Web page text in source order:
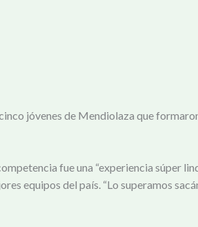
jóvenes de Mendiolaza que
fue una “experiencia súper
equipos del país. “Lo superamos